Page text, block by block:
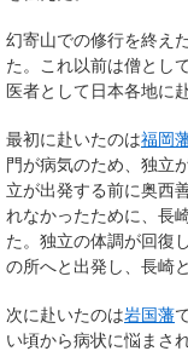
幻寄山での修行を終え
た。これ以前は僧とし
医者として日本各地に
最初に赴いたのは福岡
門が病気のため、独立
立が出発する前に奥西
れなかったために、長
た。独立の体調が回復
の所へと出発し、長崎
次に赴いたのは岩国藩
い頃から病状に悩まさ